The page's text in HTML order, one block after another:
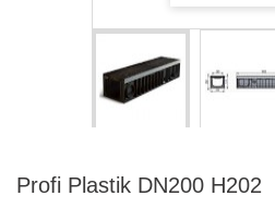
Profi Plastik DN200 H202